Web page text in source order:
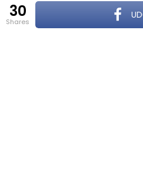
30
shares